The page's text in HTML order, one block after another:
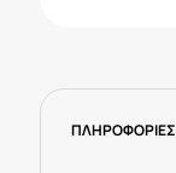
ΠΛΗΡΟΦΟΡΙΕΣ